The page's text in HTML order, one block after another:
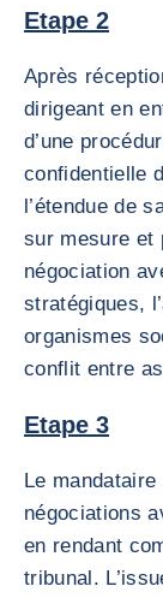
Etape 2
Après
dirigeant en
d’une
confidentielle
l’étendue de
sur mesure et
négociation
stratégiques,
organismes
conflit entre
Etape 3
Le
négociations
en rendant
tribunal.